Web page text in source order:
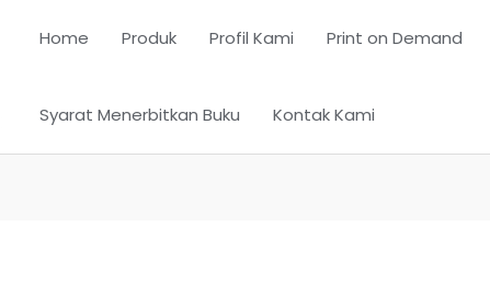
Home Produk Profil Kami Print on Demand
Syarat Menerbitkan Buku Kontak Kami